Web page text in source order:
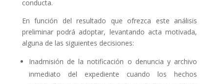
conducta.
En función del resultado que ofrezca este análisis
preliminar podrá adoptar, levantando acta motivada,
alguna de las siguientes decisiones:
Inadmisión de la notificación o denuncia y archivo
inmediato del expediente cuando los hechos